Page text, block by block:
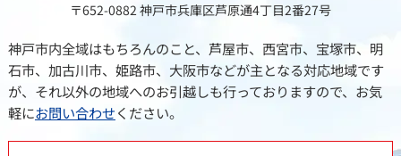
〒652-0882神戸市兵庫区芦原通4丁目2番27号
神戸市内全域はもちろんのこと、芦屋市、西宮市、宝塚市、明
石市、加古川市、姫路市、大阪市などが主となる対応地域です
が、それ以外の地域へのお引越しも行っておりますので、お気
軽にお問い合わせください。